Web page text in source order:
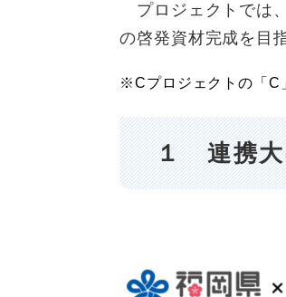
プロジェクトでは
の啓発資材完成を目
※Cプロジェクトの「C
１ 連携